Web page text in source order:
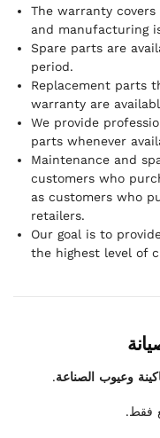
The warranty
and manufacturing
Spare parts are
period.
Replacement parts
warranty are
We provide
parts whenever
Maintenance and
customers who
as customers who
retailers.
Our goal is to
the highest level of
وعيوب الصناعة.
فقط.